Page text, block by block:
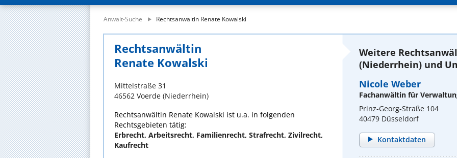
Anwalt-Suche Rechtsanwältin Renate Kowalski
Rechtsanwältin
Renate Kowalski
Mittelstraße 31
46562 Voerde (Niederrhein)
Rechtsanwältin Renate Kowalski ist u.a. in folgenden
Rechtsgebieten tätig:
Erbrecht, Arbeitsrecht, Familienrecht, Strafrecht, Zivilrecht,
Kaufrecht
Weitere
(Niederrhein) und
Nicole Weber
Fachanwältin für
Prinz-Georg-Straße 104
40479 Düsseldorf
Kontaktdaten